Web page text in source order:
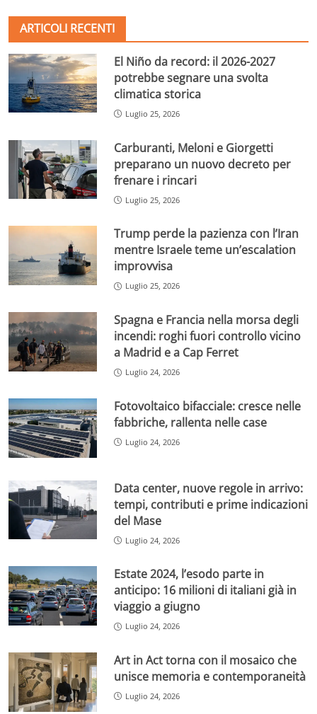
ARTICOLI RECENTI
El Niño da record: il 2026-2027
potrebbe segnare una svolta
climatica storica
Luglio 25, 2026
Carburanti, Meloni e Giorgetti
preparano un nuovo decreto per
frenare i rincari
Luglio 25, 2026
Trump perde la pazienza con l’Iran
mentre Israele teme un’escalation
improvvisa
Luglio 25, 2026
Spagna e Francia nella morsa degli
incendi: roghi fuori controllo vicino
a Madrid e a Cap Ferret
Luglio 24, 2026
Fotovoltaico bifacciale: cresce nelle
fabbriche, rallenta nelle case
Luglio 24, 2026
Data center, nuove regole in arrivo:
tempi, contributi e prime indicazioni
del Mase
Luglio 24, 2026
Estate 2024, l’esodo parte in
anticipo: 16 milioni di italiani già in
viaggio a giugno
Luglio 24, 2026
Art in Act torna con il mosaico che
unisce memoria e contemporaneità
Luglio 24, 2026